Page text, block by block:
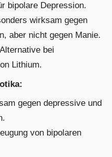
bipolare Depression.
wirksam gegen
aber nicht gegen Manie.
bei
Lithium.
gegen depressive und
von bipolaren